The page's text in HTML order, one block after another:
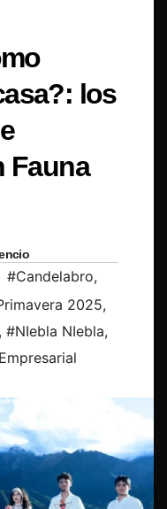
los
Fauna
#Candelabro,
2025,
, #NIebla NIebla,